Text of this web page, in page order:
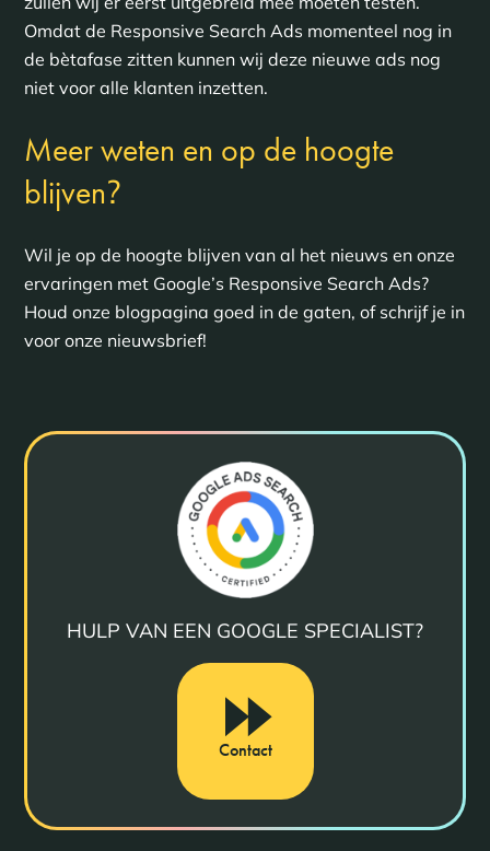
Omdat de Responsive Search Ads momenteel nog in
de bètafase zitten kunnen wij deze nieuwe ads nog
niet voor alle klanten inzetten.
Meer weten en op de hoogte
blijven?
Wil je op de hoogte blijven van al het nieuws en onze
ervaringen met Google’s Responsive Search Ads?
Houd onze blogpagina goed in de gaten, of schrijf je in
voor onze nieuwsbrief!
HULP VAN EEN GOOGLE SPECIALIST?
Contact